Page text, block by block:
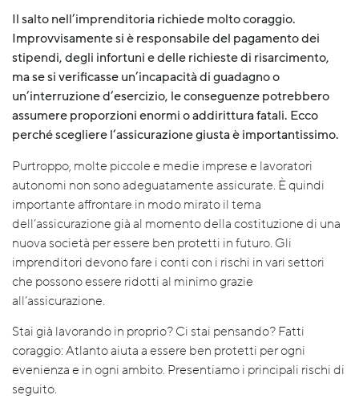
Il salto nell’imprenditoria richiede molto coraggio.
Improvvisamente si è responsabile del pagamento dei
stipendi, degli infortuni e delle richieste di risarcimento,
ma se si verificasse un’incapacità di guadagno o
un’interruzione d’esercizio, le conseguenze potrebbero
assumere proporzioni enormi o addirittura fatali. Ecco
perché scegliere l‘assicurazione giusta è importantissimo.
Purtroppo, molte piccole e medie imprese e lavoratori
autonomi non sono adeguatamente assicurate. È quindi
importante affrontare in modo mirato il tema
dell’assicurazione già al momento della costituzione di una
nuova società per essere ben protetti in futuro. Gli
imprenditori devono fare i conti con i rischi in vari settori
che possono essere ridotti al minimo grazie
all’assicurazione.
Stai già lavorando in proprio? Ci stai pensando? Fatti
coraggio: Atlanto aiuta a essere ben protetti per ogni
evenienza e in ogni ambito. Presentiamo i principali rischi di
seguito.